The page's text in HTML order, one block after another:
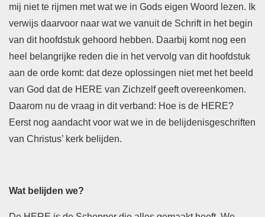
mij niet te rijmen met wat we in Gods eigen Woord lezen. Ik
verwijs daarvoor naar wat we vanuit de Schrift in het begin
van dit hoofdstuk gehoord hebben. Daarbij komt nog een
heel belangrijke reden die in het vervolg van dit hoofdstuk
aan de orde komt: dat deze oplossingen niet met het beeld
van God dat de HERE van Zichzelf geeft overeenkomen.
Daarom nu de vraag in dit verband: Hoe is de HERE?
Eerst nog aandacht voor wat we in de belijdenisgeschriften
van Christus’ kerk belijden.
Wat belijden we?